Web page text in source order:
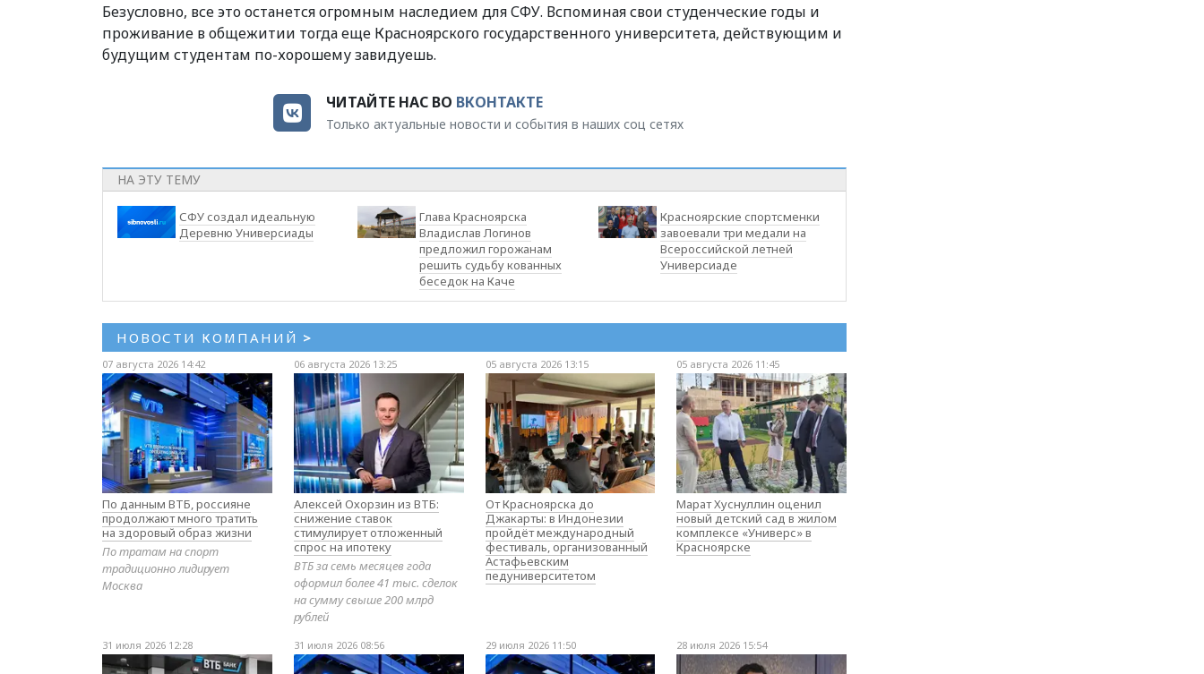
Безусловно, все это останется огромным наследием для СФУ. Вспоминая свои студенческие годы и
проживание в общежитии тогда еще Красноярского государственного университета, действующим и
будущим студентам по-хорошему завидуешь.
ЧИТАЙТЕ НАС ВО ВКОНТАКТЕ
Только актуальные новости и события в наших соц сетях
НА ЭТУ ТЕМУ
СФУ создал идеальную
Деревню Универсиады
Глава Красноярска
Владислав Логинов
предложил горожанам
решить судьбу кованных
беседок на Каче
Красноярские спортсменки
завоевали три медали на
Всероссийской летней
Универсиаде
НОВОСТИ КОМПАНИЙ >
07 августа 2026 14:42
По данным ВТБ, россияне
продолжают много тратить
на здоровый образ жизни
По тратам на спорт
традиционно лидирует
Москва
06 августа 2026 13:25
Алексей Охорзин из ВТБ:
снижение ставок
стимулирует отложенный
спрос на ипотеку
ВТБ за семь месяцев года
оформил более 41 тыс. сделок
на сумму свыше 200 млрд
рублей
05 августа 2026 13:15
От Красноярска до
Джакарты: в Индонезии
пройдёт международный
фестиваль, организованный
Астафьевским
педуниверситетом
05 августа 2026 11:45
Марат Хуснуллин оценил
новый детский сад в жилом
комплексе «Универс» в
Красноярске
31 июля 2026 12:28 31 июля 2026 08:56 29 июля 2026 11:50 28 июля 2026 15:54